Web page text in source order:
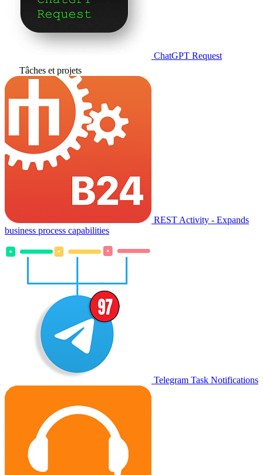
ChatGPT Request
Tâches et projets
REST Activity - Expands
business process capabilities
Telegram Task Notifications